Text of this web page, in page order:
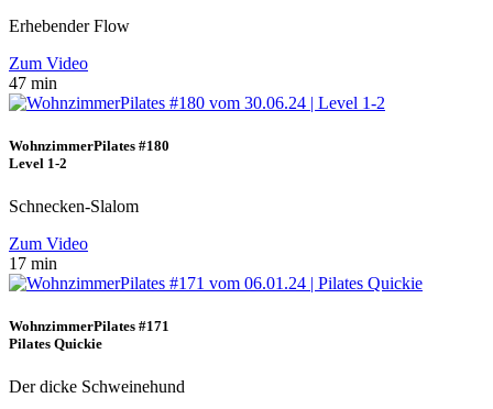
Erhebender Flow
Zum Video
47 min
WohnzimmerPilates #180
Level 1-2
Schnecken-Slalom
Zum Video
17 min
WohnzimmerPilates #171
Pilates Quickie
Der dicke Schweinehund